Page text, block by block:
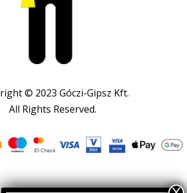
© 2023 Góczi-Gipsz Kft.
All Rights Reserved.